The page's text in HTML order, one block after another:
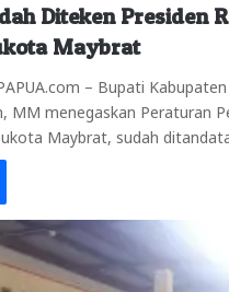
Diteken Presiden
Maybrat
– Bupati
MM menegaskan Peraturan
Maybrat, sudah